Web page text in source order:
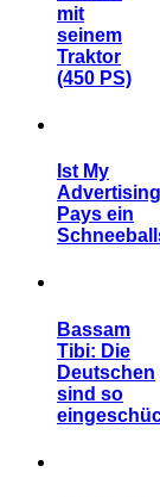
mit
seinem
Traktor
(450 PS)
Ist My
Advertising
Pays ein
Bassam
Tibi: Die
Deutschen
sind so